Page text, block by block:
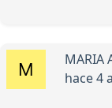
MARIA
hace 4